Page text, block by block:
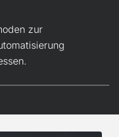
zur